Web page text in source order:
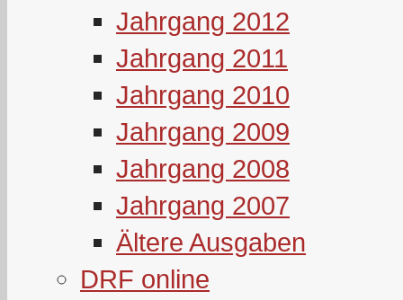
Jahrgang 2012
Jahrgang 2011
Jahrgang 2010
Jahrgang 2009
Jahrgang 2008
Jahrgang 2007
Ältere Ausgaben
DRF online